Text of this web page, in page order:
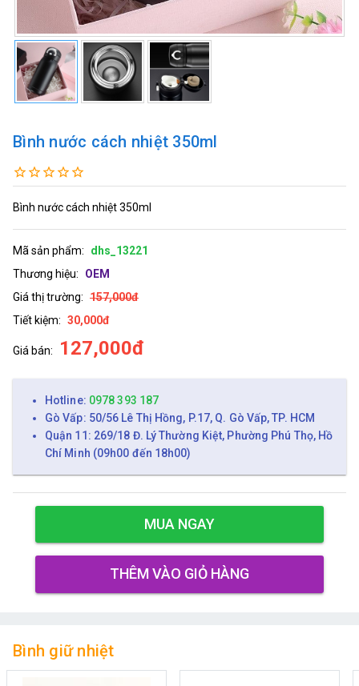
Bình nước cách nhiệt 350ml
Bình nước cách nhiệt 350ml
Mã sản phẩm:
dhs_13221
Thương hiệu:
OEM
Giá thị trường: 157,000đ
Tiết kiệm: 30,000đ
Giá bán: 127,000đ
Hotline: 0978 393 187
Gò Vấp: 50/56 Lê Thị Hồng, P.17, Q. Gò Vấp, TP. HCM
Quận 11: 269/18 Đ. Lý Thường Kiệt, Phường Phú Thọ, Hồ
Chí Minh (09h00 đến 18h00)
MUA NGAY
THÊM VÀO GIỎ HÀNG
Bình giữ nhiệt